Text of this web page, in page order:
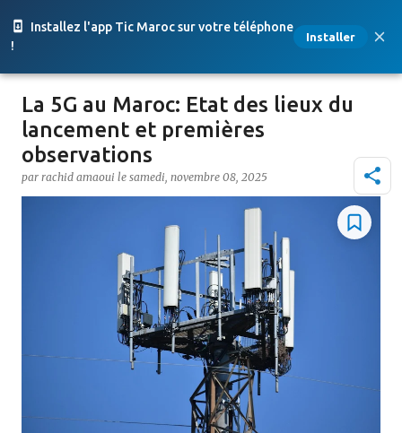
Installez l'app Tic Maroc sur votre téléphone
!
Installer
Accéder au contenu principal
La 5G au Maroc: Etat des lieux du
lancement et premières
observations
par rachid amaoui le samedi, novembre 08, 2025